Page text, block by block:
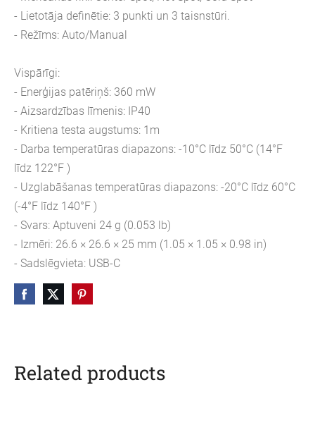
- Lietotāja definētie: 3 punkti un 3 taisnstūri.
- Režīms: Auto/Manual
Vispārīgi:
- Enerģijas patēriņš: 360 mW
- Aizsardzības līmenis: IP40
- Kritiena testa augstums: 1m
- Darba temperatūras diapazons: -10°C līdz 50°C (14°F
līdz 122°F )
- Uzglabāšanas temperatūras diapazons: -20°C līdz 60°C
(-4°F līdz 140°F )
- Svars: Aptuveni 24 g (0.053 lb)
- Izmēri: 26.6 × 26.6 × 25 mm (1.05 × 1.05 × 0.98 in)
- Sadslēgvieta: USB-C
Related products